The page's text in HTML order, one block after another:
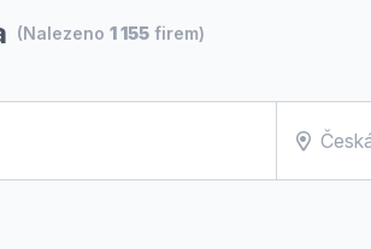
(Nalezeno 1 155 firem)